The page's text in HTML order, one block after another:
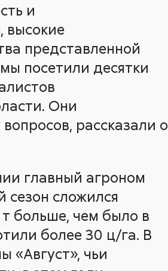
и
высокие
представленной
посетили десятки
Они
рассказали о
главный агроном
сложился
т больше, чем было в
более 30 ц/га. В
«Август», чьи